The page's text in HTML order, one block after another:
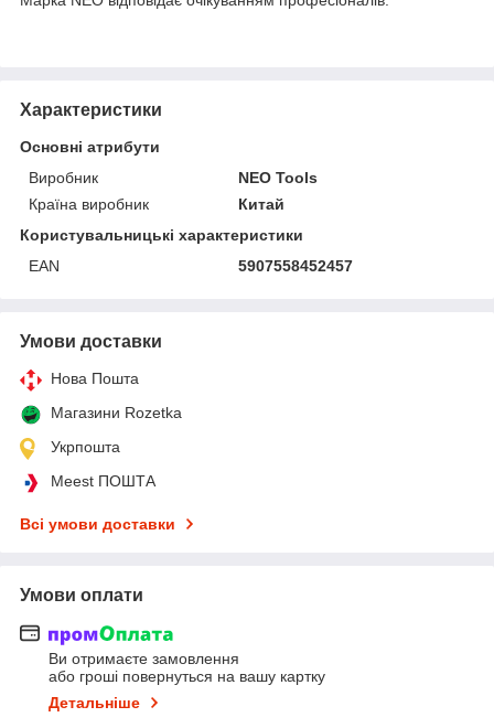
Характеристики
Основні атрибути
Виробник
NEO Tools
Країна виробник
Китай
Користувальницькі характеристики
EAN
5907558452457
Умови доставки
Нова Пошта
Магазини Rozetka
Укрпошта
Meest ПОШТА
Всі умови доставки
Умови оплати
Ви отримаєте замовлення
або гроші повернуться на вашу картку
Детальніше